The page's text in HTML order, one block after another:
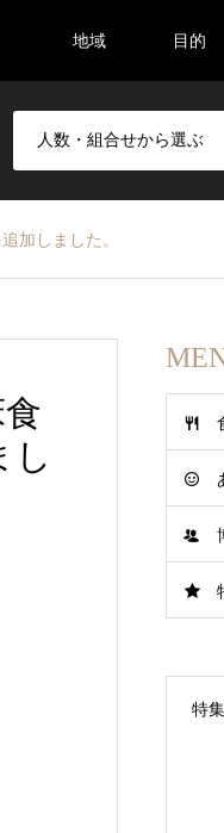
地域 目的
加しました。
し
特